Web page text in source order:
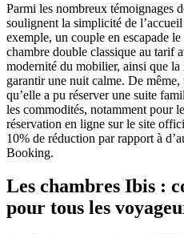
Parmi les nombreux témoignages
soulignent la simplicité de
exemple, un couple en escapade
chambre double classique au tarif
modernité du mobilier, ainsi que
garantir une nuit calme. De
qu’elle a pu réserver une suite
les commodités, notamment pour
réservation en ligne sur le site
10% de réduction par rapport à
Booking.
Les chambres Ibis :
pour tous les